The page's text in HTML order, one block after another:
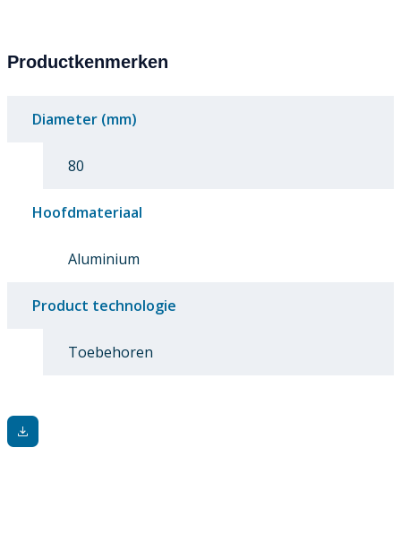
Productkenmerken
Diameter (mm)
80
Hoofdmateriaal
Aluminium
Product technologie
Toebehoren